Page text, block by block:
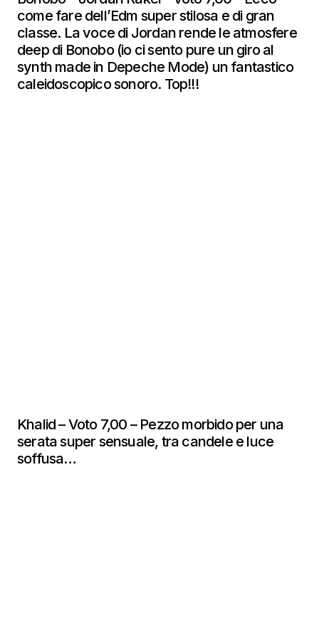
come fare dell’Edm super stilosa e di gran
classe. La voce di Jordan rende le atmosfere
deep di Bonobo (io ci sento pure un giro al
synth made in Depeche Mode) un fantastico
caleidoscopico sonoro. Top!!!
Khalid – Voto 7,00 – Pezzo morbido per una
serata super sensuale, tra candele e luce
soffusa…